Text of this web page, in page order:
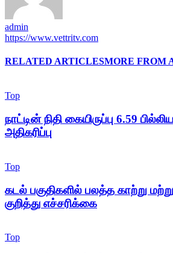
admin
https://www.vettritv.com
RELATED ARTICLESMORE FROM
Top
நாட்டின் நிதி கையிருப்பு 6.59
அதிகரிப்பு
Top
கடல் பகுதிகளில் பலத்த காற்று
குறித்து எச்சரிக்கை
Top